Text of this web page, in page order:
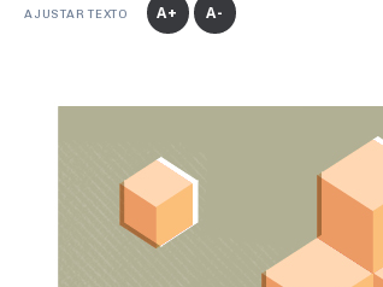
AJUSTAR TEXTO A+ A-